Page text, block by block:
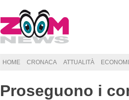
to
content
HOME CRONACA ATTUALITÀ
Proseguono i